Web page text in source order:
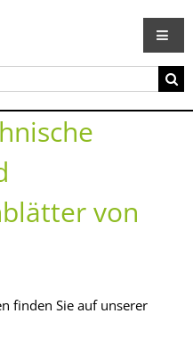
von
finden Sie auf unserer